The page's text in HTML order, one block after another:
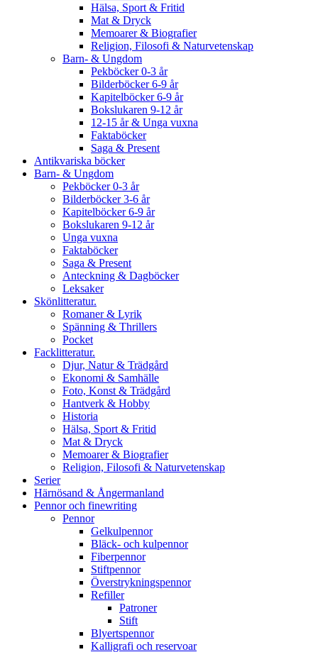
Hälsa, Sport & Fritid
Mat & Dryck
Memoarer & Biografier
Religion, Filosofi & Naturvetenskap
Barn- & Ungdom
Pekböcker 0-3 år
Bilderböcker 6-9 år
Kapitelböcker 6-9 år
Bokslukaren 9-12 år
12-15 år & Unga vuxna
Faktaböcker
Saga & Present
Antikvariska böcker
Barn- & Ungdom
Pekböcker 0-3 år
Bilderböcker 3-6 år
Kapitelböcker 6-9 år
Bokslukaren 9-12 år
Unga vuxna
Faktaböcker
Saga & Present
Anteckning & Dagböcker
Leksaker
Skönlitteratur.
Romaner & Lyrik
Spänning & Thrillers
Pocket
Facklitteratur.
Djur, Natur & Trädgård
Ekonomi & Samhälle
Foto, Konst & Trädgård
Hantverk & Hobby
Historia
Hälsa, Sport & Fritid
Mat & Dryck
Memoarer & Biografier
Religion, Filosofi & Naturvetenskap
Serier
Härnösand & Ångermanland
Pennor och finewriting
Pennor
Gelkulpennor
Bläck- och kulpennor
Fiberpennor
Stiftpennor
Överstrykningspennor
Refiller
Patroner
Stift
Blyertspennor
Kalligrafi och reservoar